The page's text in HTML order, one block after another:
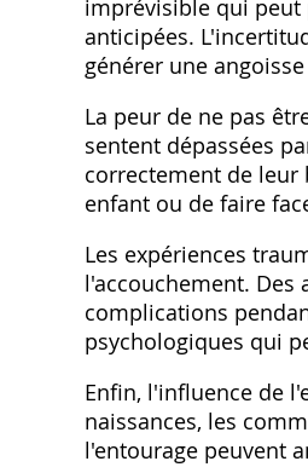
imprévisible qui
anticipées.
générer une
La peur de ne pas
sentent dépassées
correctement de leur
enfant ou de faire
Les expériences
l'accouchement. Des
complications
psychologiques qui
Enfin, l'influence de
naissances, les
l'entourage peuvent